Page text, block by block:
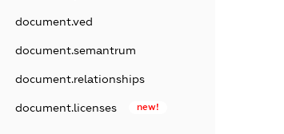
document.ved
document.semantrum
document.relationships
document.licenses new!